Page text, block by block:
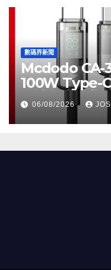
數碼界新聞
Mcdodo CA-
100W Type-C
正式上市，售
HK$115
06/08/2026